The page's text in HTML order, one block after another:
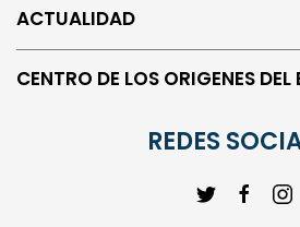
ACTUALIDAD
CENTRO DE LOS ORIGENES DEL
REDES